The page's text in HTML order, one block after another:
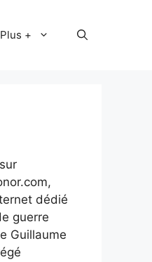
Plus +
dédié
guerre
Guillaume